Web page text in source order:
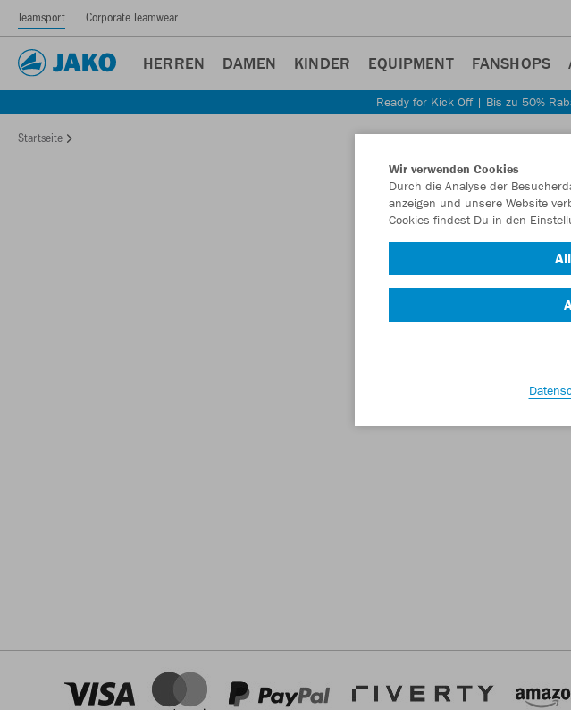
Teamsport Corporate Teamwear
HERREN DAMEN KINDER EQUIPMENT FANSHOPS
Ready for Kick Off | Bis zu 50%
Startseite
Wir verwenden Cookies
Durch die Analyse der
anzeigen und unsere Website
Cookies findest Du in den